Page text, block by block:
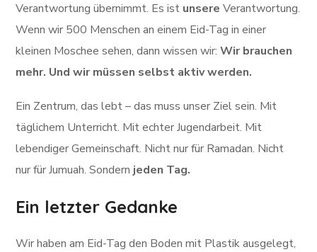
Verantwortung übernimmt. Es ist unsere Verantwortung.
Wenn wir 500 Menschen an einem Eid-Tag in einer
kleinen Moschee sehen, dann wissen wir:Wir brauchen
mehr. Und wir müssen selbst aktiv werden.
Ein Zentrum, das lebt – das muss unser Ziel sein. Mit
täglichem Unterricht. Mit echter Jugendarbeit. Mit
lebendiger Gemeinschaft. Nicht nur für Ramadan. Nicht
nur für Jumuah. Sondern jeden Tag.
Ein letzter Gedanke
Wir haben am Eid-Tag den Boden mit Plastik ausgelegt,